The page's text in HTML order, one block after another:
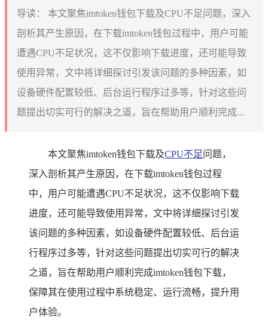
导读：
本文聚焦imtoken钱包下载及CPU不足问题，深入
剖析其产生原因，在下载imtoken钱包过程中，用户可能
遭遇CPU不足状况，这不仅影响下载进度，还可能导致
使用异常，文中将详细探讨引发该问题的多种因素，如
设备硬件配置较低、后台运行程序过多等，针对这些问
题提出切实可行的解决之道，旨在帮助用户顺利完成...
本文聚焦imtoken钱包下载及CPU不足问题，
深入剖析其产生原因，在下载imtoken钱包过程
中，用户可能遭遇CPU不足状况，这不仅影响下载
进度，还可能导致使用异常，文中将详细探讨引发
该问题的多种因素，如设备硬件配置较低、后台运
行程序过多等，针对这些问题提出切实可行的解决
之道，旨在帮助用户顺利完成imtoken钱包下载，
保障其在使用过程中系统稳定、运行流畅，提升用
户体验。